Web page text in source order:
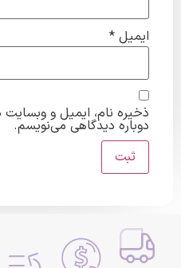
ایمیل*
ذخیره نام، ایمیل و وبسایت من
دوباره دیدگاهی می‌نویسم.